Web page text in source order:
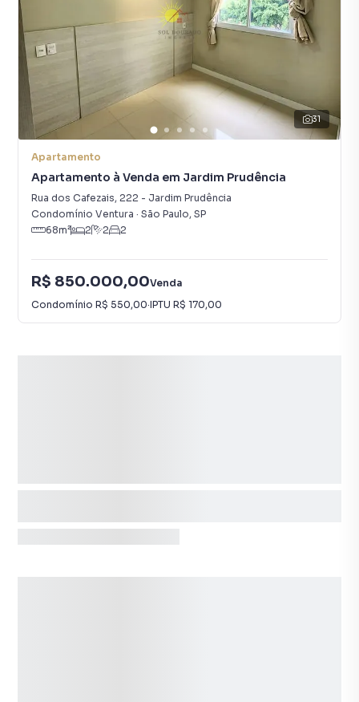
31
Apartamento
Apartamento à Venda em Jardim Prudência
Rua dos Cafezais, 222 - Jardim Prudência
Condomínio Ventura · São Paulo, SP
68m² 2 2 2
R$ 850.000,00Venda
Condomínio R$ 550,00·IPTU R$ 170,00